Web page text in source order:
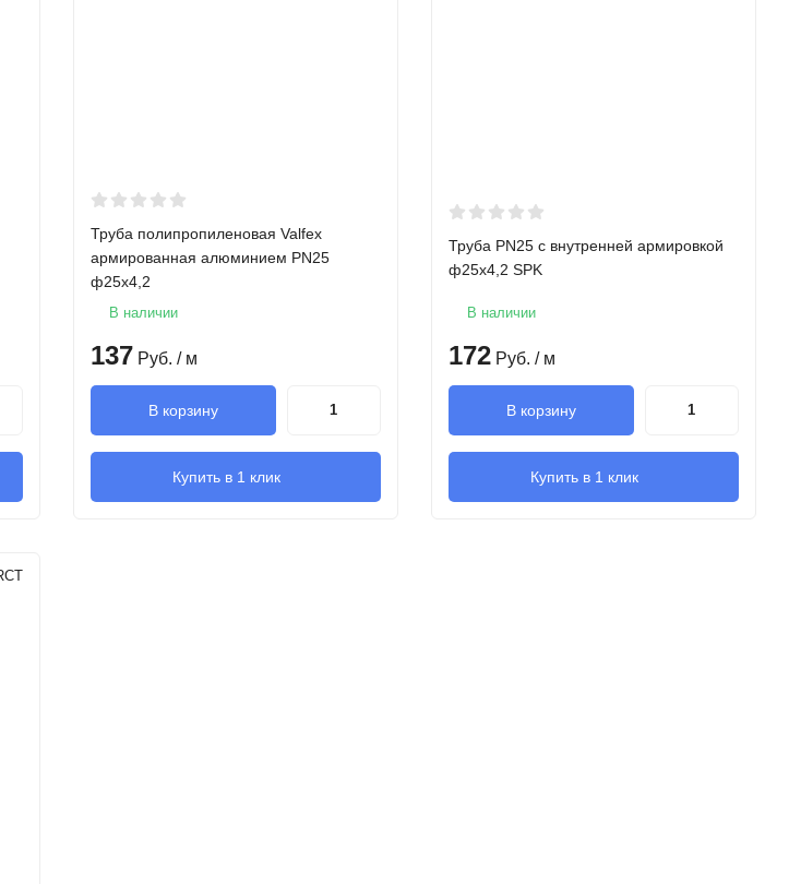
Труба полипропиленовая Valfex
армированная алюминием PN25
ф25х4,2
В наличии
137 Руб. / м
В корзину
Купить в 1 клик
Труба PN25 с внутренней армировкой
ф25х4,2 SPK
В наличии
172 Руб. / м
В корзину
Купить в 1 клик